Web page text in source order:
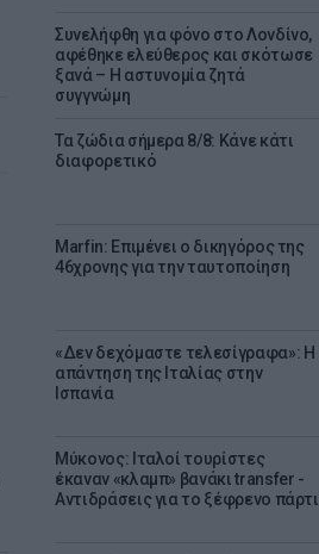
Συνελήφθη για φόνο στο Λονδίνο,
αφέθηκε ελεύθερος και σκότωσε
ξανά – Η αστυνομία ζητά
συγγνώμη
Τα ζώδια σήμερα 8/8: Κάνε κάτι
διαφορετικό
Marfin: Επιμένει ο δικηγόρος της
46χρονης για την ταυτοποίηση
«Δεν δεχόμαστε τελεσίγραφα»: Η
απάντηση της Ιταλίας στην
Ισπανία
Μύκονος: Ιταλοί τουρίστες
έκαναν «κλαμπ» βανάκι transfer -
Αντιδράσεις για το ξέφρενο πάρτι